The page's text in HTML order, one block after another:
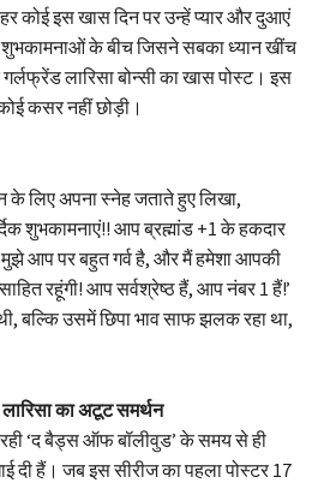
कोई इस खास दिन पर उन्हें प्यार और दुआएं
के बीच जिसने सबका ध्यान खींच
लारिसा बोन्सी का खास पोस्ट। इस
कसर नहीं छोड़ी।
के लिए अपना स्नेह जताते हुए लिखा,
शुभकामनाएं!! आप ब्रह्मांड +1 के हकदार
आप पर बहुत गर्व है, और मैं हमेशा आपकी
रहूंगी! आप सर्वश्रेष्ठ हैं, आप नंबर 1 हैं!’
बल्कि उसमें छिपा भाव साफ झलक रहा था,
का अटूट समर्थन
‘द बैड्स ऑफ बॉलीवुड’ के समय से ही
दी हैं। जब इस सीरीज का पहला पोस्टर 17